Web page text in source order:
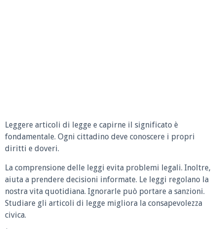
Leggere articoli di legge e capirne il significato è
fondamentale. Ogni cittadino deve conoscere i propri
diritti e doveri.
La comprensione delle leggi evita problemi legali. Inoltre,
aiuta a prendere decisioni informate. Le leggi regolano la
nostra vita quotidiana. Ignorarle può portare a sanzioni.
Studiare gli articoli di legge migliora la consapevolezza
civica.